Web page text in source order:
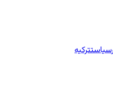
سیاستترکیه